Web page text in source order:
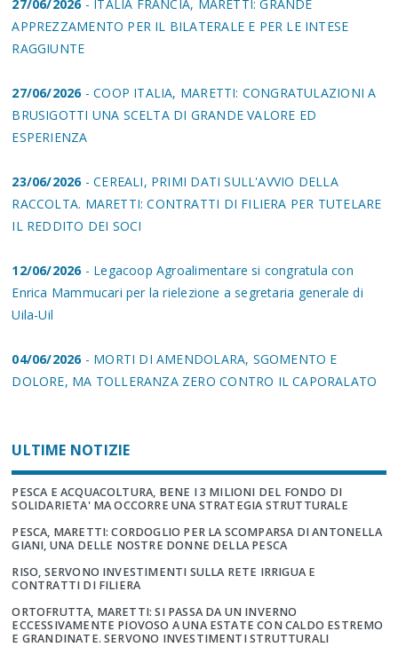
27/06/2026- ITALIA FRANCIA, MARETTI: GRANDE
APPREZZAMENTO PER IL BILATERALE E PER LE INTESE
RAGGIUNTE
27/06/2026- COOP ITALIA, MARETTI: CONGRATULAZIONI A
BRUSIGOTTI UNA SCELTA DI GRANDE VALORE ED
ESPERIENZA
23/06/2026- CEREALI, PRIMI DATI SULL'AVVIO DELLA
RACCOLTA. MARETTI: CONTRATTI DI FILIERA PER TUTELARE
IL REDDITO DEI SOCI
12/06/2026- Legacoop Agroalimentare si congratula con
Enrica Mammucari per la rielezione a segretaria generale di
Uila-Uil
04/06/2026- MORTI DI AMENDOLARA, SGOMENTO E
DOLORE, MA TOLLERANZA ZERO CONTRO IL CAPORALATO
ULTIME NOTIZIE
PESCA E ACQUACOLTURA, BENE I 3 MILIONI DEL FONDO DI
SOLIDARIETA' MA OCCORRE UNA STRATEGIA STRUTTURALE
PESCA, MARETTI: CORDOGLIO PER LA SCOMPARSA DI ANTONELLA
GIANI, UNA DELLE NOSTRE DONNE DELLA PESCA
RISO, SERVONO INVESTIMENTI SULLA RETE IRRIGUA E
CONTRATTI DI FILIERA
ORTOFRUTTA, MARETTI: SI PASSA DA UN INVERNO
ECCESSIVAMENTE PIOVOSO A UNA ESTATE CON CALDO ESTREMO
E GRANDINATE. SERVONO INVESTIMENTI STRUTTURALI